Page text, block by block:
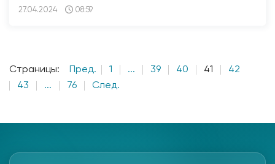
27.04.2024 08:59
Страницы: Пред. 1 ... 39 40 41
42
43
... 76 След.